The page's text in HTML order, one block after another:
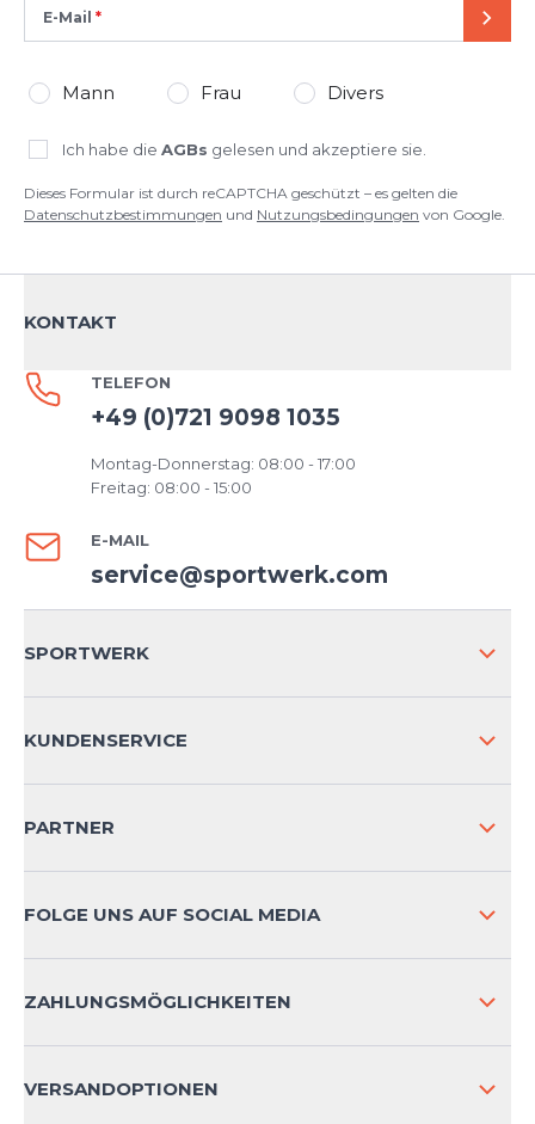
E-Mail
Mann Frau Divers
Ich habe die AGBs gelesen und akzeptiere sie.
Dieses Formular ist durch reCAPTCHA geschützt – es gelten die
Datenschutzbestimmungen und Nutzungsbedingungen von Google.
KONTAKT
TELEFON
+49 (0)721 9098 1035
Montag-Donnerstag: 08:00 - 17:00
Freitag: 08:00 - 15:00
E-MAIL
service@sportwerk.com
SPORTWERK
KUNDENSERVICE
KONTAKT
PRODUKTSICHERHEIT
PARTNER
FOLGE UNS AUF SOCIAL MEDIA
ZAHLUNGSMÖGLICHKEITEN
VERSANDOPTIONEN